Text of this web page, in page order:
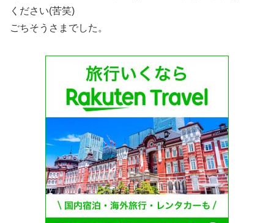
ください(苦笑)
ごちそうさまでした。